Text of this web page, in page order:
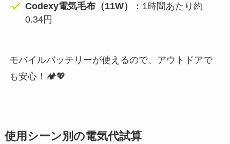
Codexy電気毛布（11W）
：1時間あたり約
0.34円
モバイルバッテリーが使えるので、アウトドアで
も安心！🏕️💖
使用シーン別の電気代試算